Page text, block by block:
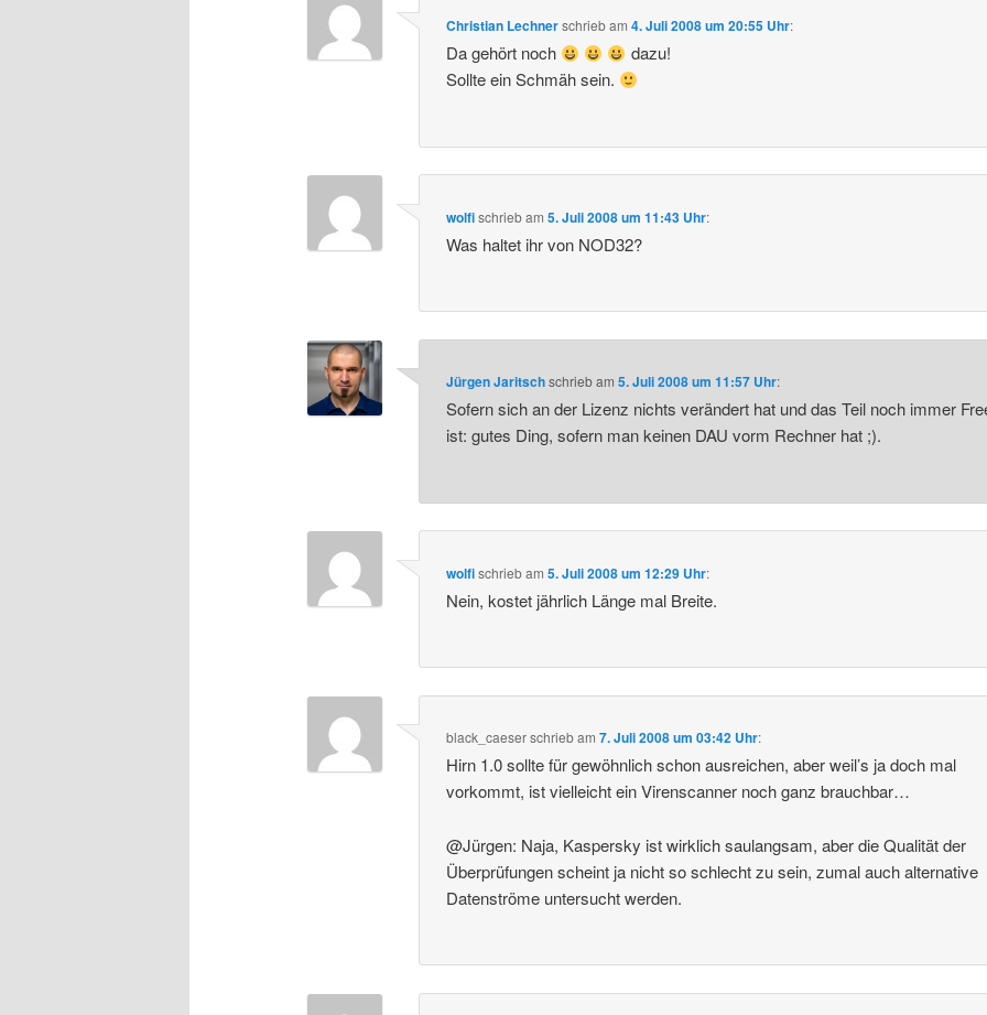
Christian Lechnerschriebam4. Juli 2008 um 20:55 Uhr:
Da gehört noch
dazu!
Sollte ein Schmäh sein.
wolfischriebam5. Juli 2008 um 11:43 Uhr:
Was haltet ihr von NOD32?
Jürgen Jaritschschriebam5. Juli 2008 um 11:57 Uhr:
Sofern sich an der Lizenz nichts verändert hat und das Teil noch immer
ist: gutes Ding, sofern man keinen DAU vorm Rechner hat ;).
wolfischriebam5. Juli 2008 um 12:29 Uhr:
Nein, kostet jährlich Länge mal Breite.
black_caeserschriebam7. Juli 2008 um 03:42 Uhr:
Hirn 1.0 sollte für gewöhnlich schon ausreichen, aber weil’s ja doch mal
vorkommt, ist vielleicht ein Virenscanner noch ganz brauchbar…
@Jürgen: Naja, Kaspersky ist wirklich saulangsam, aber die Qualität der
Überprüfungen scheint ja nicht so schlecht zu sein, zumal auch alternative
Datenströme untersucht werden.